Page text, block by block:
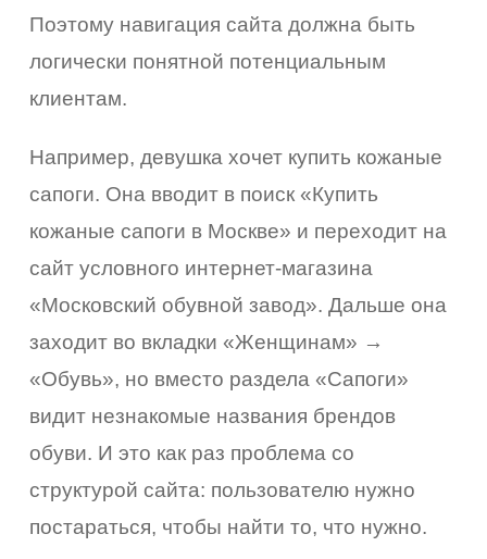
Поэтому навигация сайта должна быть
логически понятной потенциальным
клиентам.
Например, девушка хочет купить кожаные
сапоги. Она вводит в поиск «Купить
кожаные сапоги в Москве» и переходит на
сайт условного интернет-магазина
«Московский обувной завод». Дальше она
заходит во вкладки «Женщинам» →
«Обувь», но вместо раздела «Сапоги»
видит незнакомые названия брендов
обуви. И это как раз проблема со
структурой сайта: пользователю нужно
постараться, чтобы найти то, что нужно.